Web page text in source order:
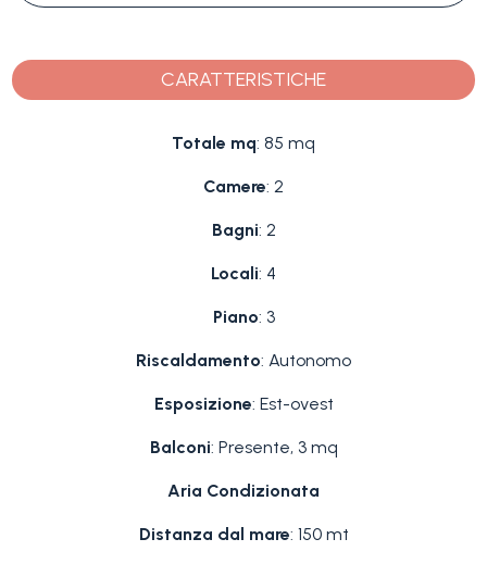
CARATTERISTICHE
Totale mq: 85 mq
Camere: 2
Bagni: 2
Locali: 4
Piano: 3
Riscaldamento: Autonomo
Esposizione: Est-ovest
Balconi: Presente, 3 mq
Aria Condizionata
Distanza dal mare: 150 mt